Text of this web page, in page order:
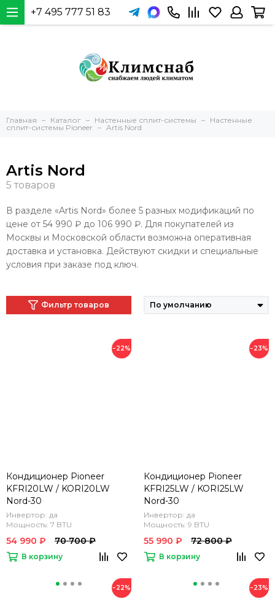
+7 495 777 51 83
Главная Каталог Настенные сплит-системы
Настенные
сплит-системы Pioneer
Artis Nord
Artis Nord
В разделе «Artis Nord» более 5 разных модификаций по
цене от 54 990 ₽ до 106 990 ₽. Для покупателей из
Москвы и Московской области возможна оперативная
доставка и установка. Действуют скидки и специальные
условия при заказе под ключ.
Фильтр товаров
−22%
Кондиционер Pioneer
KFRI20LW / KORI20LW
Nord-30
Инвертор: да
Мощность: 7 BTU
54 990 ₽ 70 700 ₽
В корзину
−23%
Кондиционер Pioneer
KFRI25LW / KORI25LW
Nord-30
Инвертор: да
Мощность: 9 BTU
55 990 ₽ 72 800 ₽
В корзину
−22% −23%